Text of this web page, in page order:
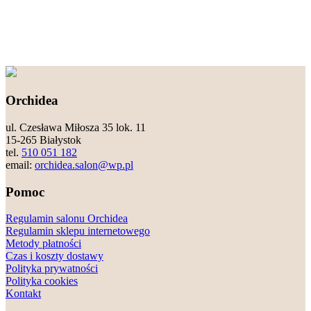
Orchidea
ul. Czesława Miłosza 35 lok. 11
15-265 Białystok
tel. 510 051 182
email: orchidea.salon@wp.pl
Pomoc
Regulamin salonu Orchidea
Regulamin sklepu internetowego
Metody płatności
Czas i koszty dostawy
Polityka prywatności
Polityka cookies
Kontakt